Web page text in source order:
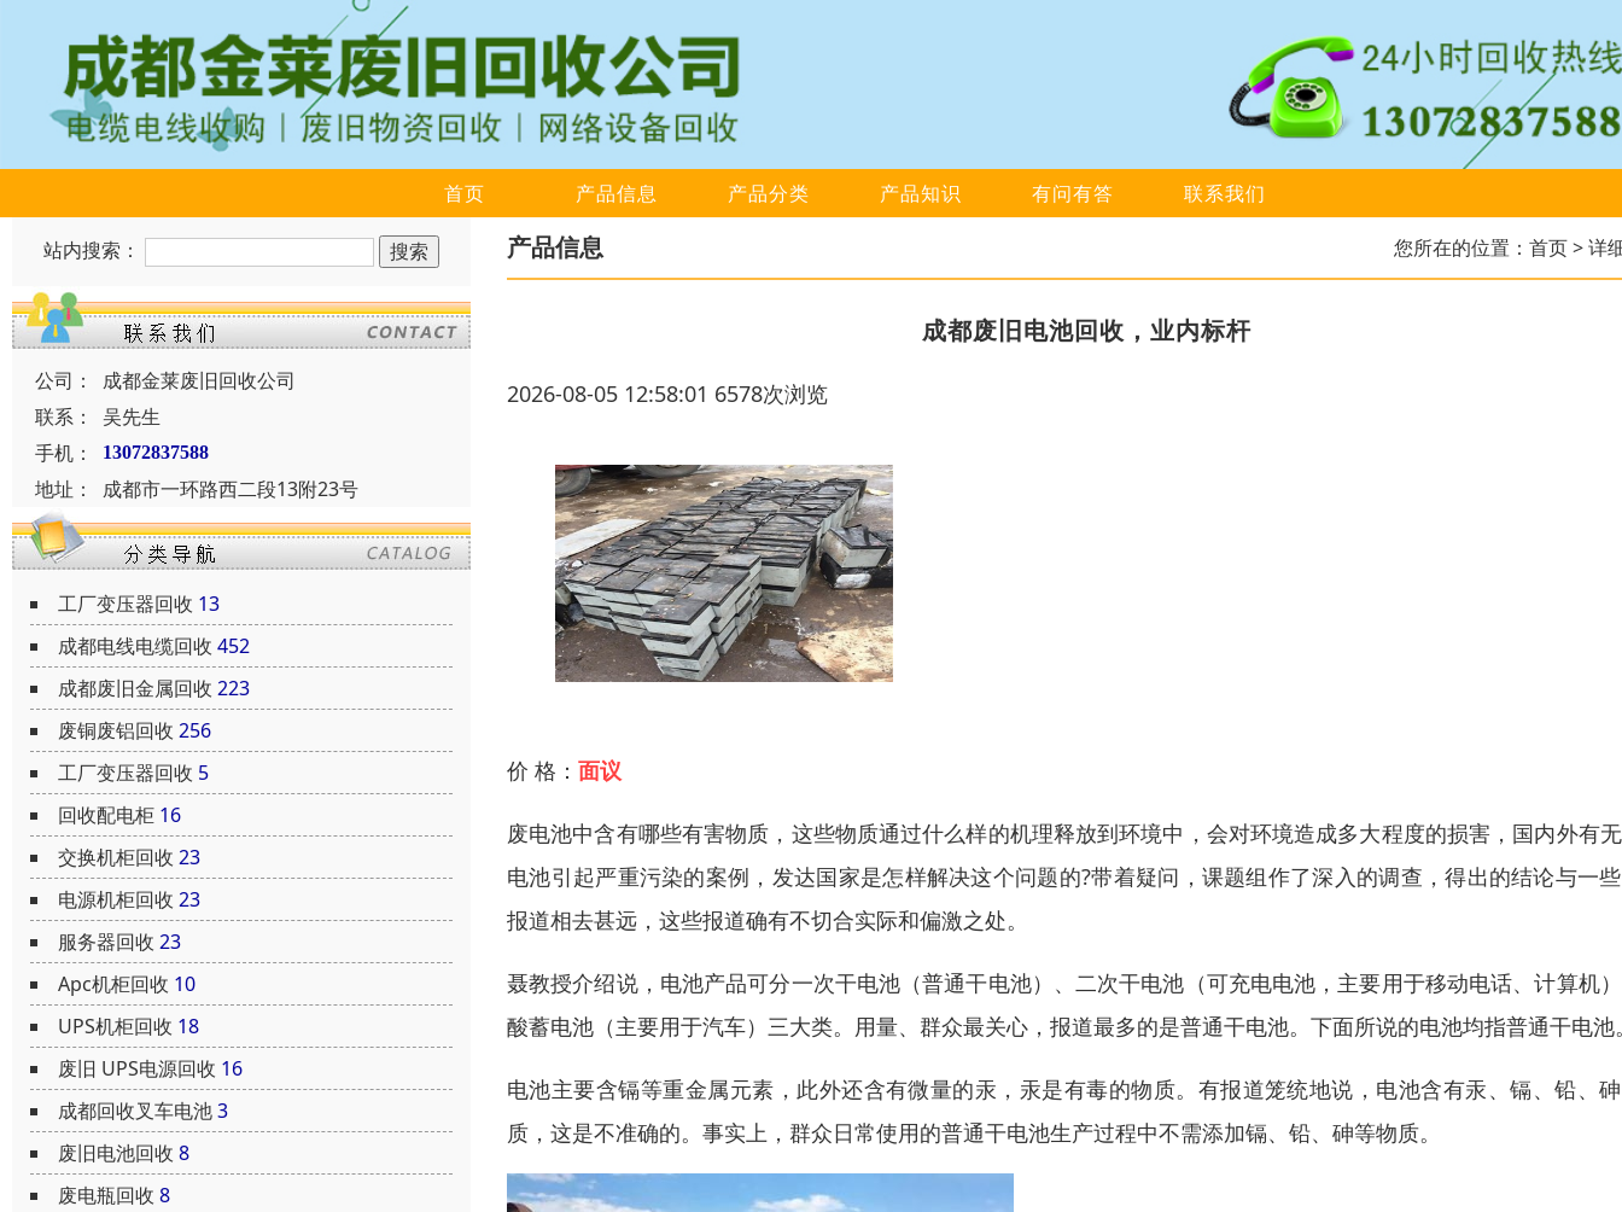
首页 产品信息 产品分类 产品知识 有问有答 联系我们
站内搜索：
公司：
成都金莱废旧回收公司
联系：
吴先生
手机：
13072837588
地址： 成都市一环路西二段13附23号
工厂变压器回收 13
成都电线电缆回收 452
成都废旧金属回收 223
废铜废铝回收 256
工厂变压器回收 5
回收配电柜 16
交换机柜回收 23
电源机柜回收 23
服务器回收 23
Apc机柜回收 10
UPS机柜回收 18
废旧 UPS电源回收 16
成都回收叉车电池3
废旧电池回收 8
废电瓶回收 8
产品信息 您所在的位置： 首页> 详
成都废旧电池回收，业内标杆
2026-08-05 12:58:01 6578次浏览
价 格： 面议
废电池中含有哪些有害物质，这些物质通过什么样的机理释放到环境中，会对环境造成多大程度的损害，国内外有
电池引起严重污染的案例，发达国家是怎样解决这个问题的?带着疑问，课题组作了深入的调查，得出的结论与一
报道相去甚远，这些报道确有不切合实际和偏激之处。
聂教授介绍说，电池产品可分一次干电池（普通干电池）、二次干电池（可充电电池，主要用于移动电话、计算机
酸蓄电池（主要用于汽车）三大类。用量、群众最关心，报道最多的是普通干电池。下面所说的电池均指普通干电池
电池主要含镉等重金属元素，此外还含有微量的汞，汞是有毒的物质。有报道笼统地说，电池含有汞、镉、铅、
质，这是不准确的。事实上，群众日常使用的普通干电池生产过程中不需添加镉、铅、砷等物质。